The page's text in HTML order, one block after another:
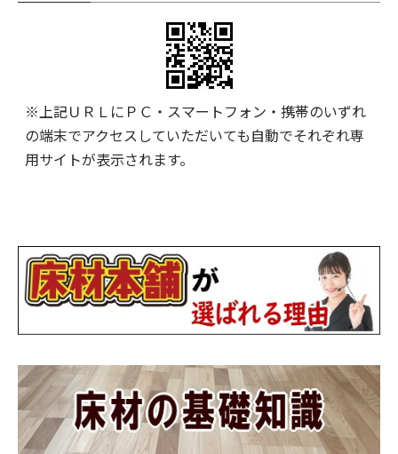
※上記ＵＲＬにＰＣ・スマートフォン・携帯のいずれ
の端末でアクセスしていただいても自動でそれぞれ専
用サイトが表示されます。